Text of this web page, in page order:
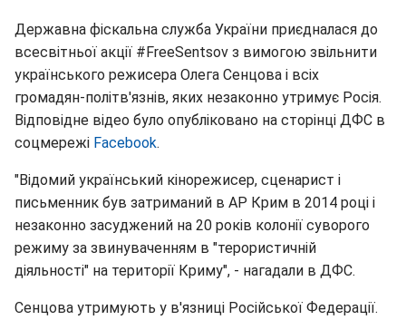
Державна фіскальна служба України приєдналася до
всесвітньої акції #FreeSentsov з вимогою звільнити
українського режисера Олега Сенцова і всіх
громадян-політв'язнів, яких незаконно утримує Росія.
Відповідне відео було опубліковано на сторінці ДФС в
соцмережі Facebook.
"Відомий український кінорежисер, сценарист і
письменник був затриманий в АР Крим в 2014 році і
незаконно засуджений на 20 років колонії суворого
режиму за звинуваченням в "терористичній
діяльності" на території Криму", - нагадали в ДФС.
Сенцова утримують у в'язниці Російської Федерації.